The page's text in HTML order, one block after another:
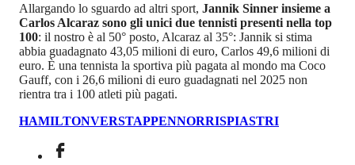
Allargando lo sguardo ad altri sport, Jannik Sinner insieme a
Carlos Alcaraz sono gli unici due tennisti presenti nella top
100: il nostro è al 50° posto, Alcaraz al 35°: Jannik si stima
abbia guadagnato 43,05 milioni di euro, Carlos 49,6 milioni di
euro. È una tennista la sportiva più pagata al mondo ma Coco
Gauff, con i 26,6 milioni di euro guadagnati nel 2025 non
rientra tra i 100 atleti più pagati.
HAMILTONVERSTAPPENNORRISPIASTRI